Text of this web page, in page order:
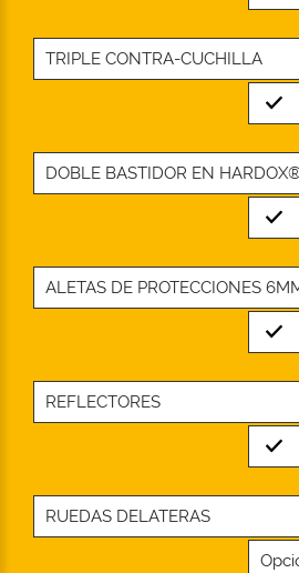
TRIPLE CONTRA-CUCHILLA
DOBLE BASTIDOR EN
ALETAS DE PROTECCIONES
REFLECTORES
RUEDAS DELATERAS